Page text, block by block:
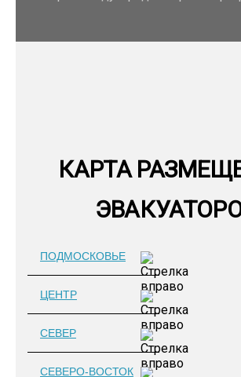
КАРТА
ПОДМОСКОВЬЕ
ЦЕНТР
СЕВЕР
СЕВЕРО-ВОСТОК